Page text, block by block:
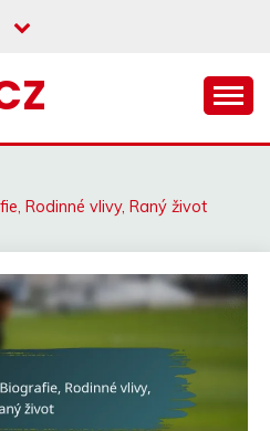
Rodinné vlivy, Raný život